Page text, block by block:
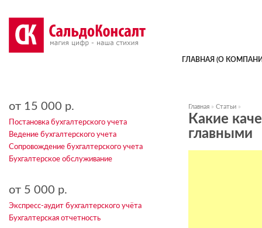
ГЛАВНАЯ (О
Главная » Статьи »
Какие
главными
от 15 000 р.
Постановка бухгалтерского учета
Ведение бухгалтерского учета
Сопровождение бухгалтерского учета
Бухгалтерское обслуживание
от 5 000 р.
Экспресс-аудит бухгалтерского учёта
Бухгалтерская отчетность